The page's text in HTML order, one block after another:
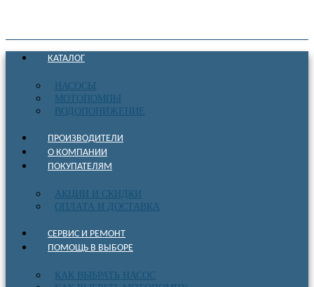
КАТАЛОГ
НАСОСЫ
МОТОПОМПЫ
ВОДОПОНИЖЕНИЕ
ПРОИЗВОДИТЕЛИ
О КОМПАНИИ
ПОКУПАТЕЛЯМ
АКЦИИ И СКИДКИ
ОПЛАТА И ДОСТАВКА
СЕРВИС И РЕМОНТ
ПОМОЩЬ В ВЫБОРЕ
КАК ВЫБРАТЬ НАСОС